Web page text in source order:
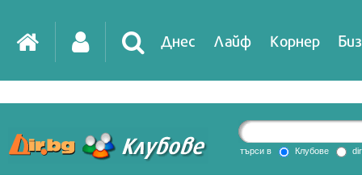
Днес Лайф Корнер
DirTV Impressio
търси в Клубове